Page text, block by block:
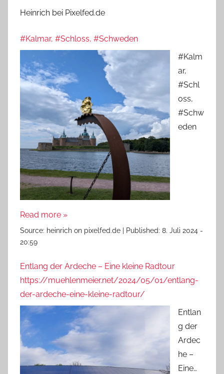
Heinrich bei Pixelfed.de
#Kalmar, #Schloss, #Schweden
#Kalm
ar,
#Schl
oss,
#Schw
eden
Read more »
Source: heinrich on pixelfed.de Published: 8. Juli 2024 -
20:59
Entlang der Ardeche – Eine kleine Radtour
https://muehlenmeier.net/2024/05/01/entlang-
der-ardeche-eine-kleine-radtour/
Entlan
g der
Ardec
he –
Eine…